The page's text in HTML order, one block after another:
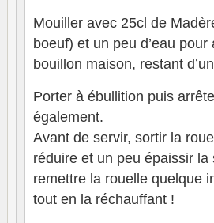
Mouiller avec 25cl de
boeuf) et un peu d’eau
bouillon maison, restant
Porter à ébullition puis
également.
Avant de servir, sortir la
réduire et un peu épaissir la
remettre la rouelle quelque
tout en la réchauffant !